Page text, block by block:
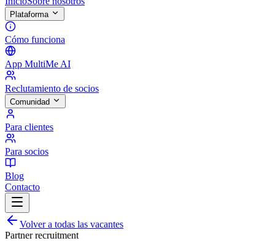
Plataforma
Cómo funciona
App MultiMe AI
Reclutamiento de socios
Comunidad
Para clientes
Para socios
Blog
Contacto
Volver a todas las vacantes
Partner recruitment